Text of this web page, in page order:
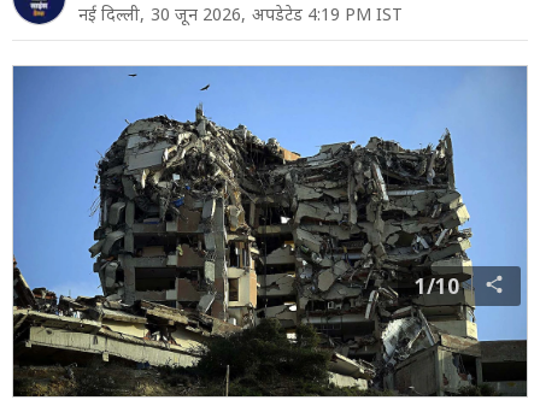
नई दिल्ली, 30 जून 2026, अपडेटेड 4:19 PM IST
1/10